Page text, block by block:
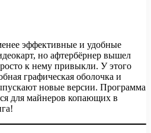
эффективные и удобные
но афтербёрнер вышел
к нему привыкли. У этого
графическая оболочка и
новые версии. Программа
для майнеров копающих в